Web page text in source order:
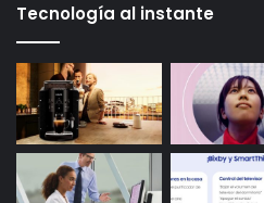
Tecnología al instante